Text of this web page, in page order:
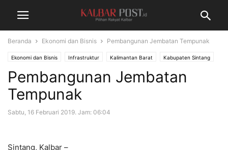
Beranda Ekonomi dan Bisnis Pembangunan Jembatan Tempunak
Ekonomi dan Bisnis Infrastruktur Kalimantan Barat Kabupaten Sintang
Pembangunan Jembatan
Tempunak
Sabtu, 16 Februari 2019. Jam: 06:04
Sintang, Kalbar –